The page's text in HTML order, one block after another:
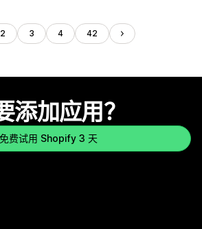
2 3 4 42
添加应用？
免费试用 Shopify 3 天